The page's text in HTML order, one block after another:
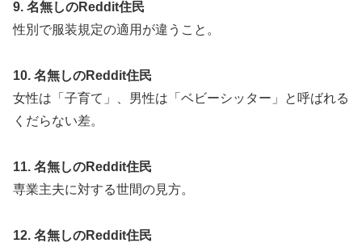
9. 名無しのReddit住民
性別で服装規定の適用が違うこと。
10. 名無しのReddit住民
女性は「子育て」、男性は「ベビーシッター」と呼ばれる
くだらない差。
11. 名無しのReddit住民
専業主夫に対する世間の見方。
12. 名無しのReddit住民